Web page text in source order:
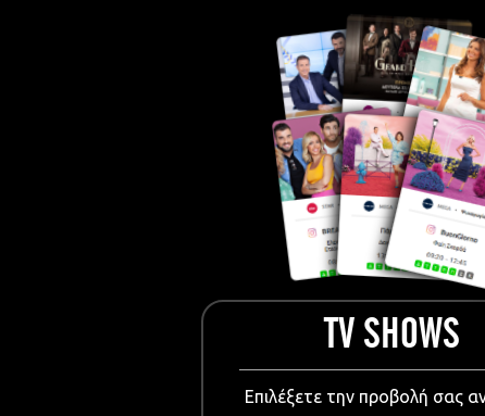
Events & Conference
Dissemination material
Medical & Pharmaceutical
VIDEO Projections
Kids content
TV SHOWS
Επιλέξετε την προβολή σας